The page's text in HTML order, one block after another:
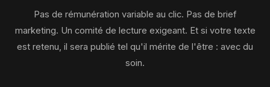
Pas de rémunération variable au clic. Pas de brief
marketing. Un comité de lecture exigeant. Et si votre texte
est retenu, il sera publié tel qu'il mérite de l'être : avec du
soin.